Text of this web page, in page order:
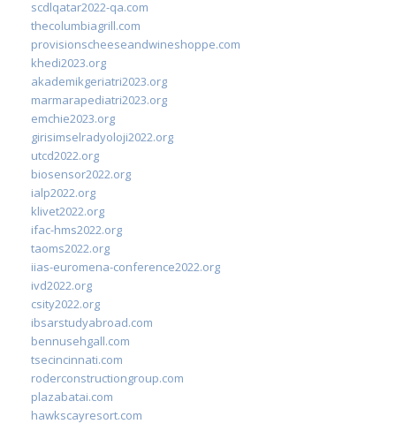
scdlqatar2022-qa.com
thecolumbiagrill.com
provisionscheeseandwineshoppe.com
khedi2023.org
akademikgeriatri2023.org
marmarapediatri2023.org
emchie2023.org
girisimselradyoloji2022.org
utcd2022.org
biosensor2022.org
ialp2022.org
klivet2022.org
ifac-hms2022.org
taoms2022.org
iias-euromena-conference2022.org
ivd2022.org
csity2022.org
ibsarstudyabroad.com
bennusehgall.com
tsecincinnati.com
roderconstructiongroup.com
plazabatai.com
hawkscayresort.com